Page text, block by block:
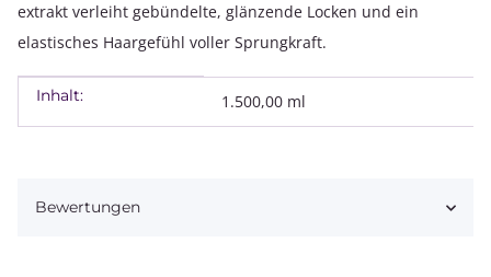
extrakt verleiht gebündelte, glänzende Locken und ein
elastisches Haargefühl voller Sprungkraft.
Produkteigenschaft
Wert
Inhalt: 1.500,00 ml
Bewertungen